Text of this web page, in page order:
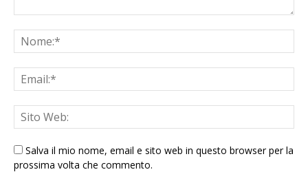
Salva il mio nome, email e sito web in questo browser per la
prossima volta che commento.